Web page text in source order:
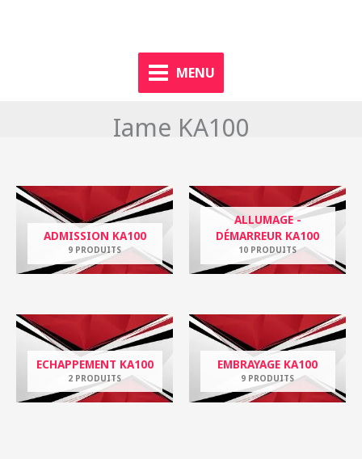
MENU
Iame KA100
ADMISSION KA100
9 PRODUITS
ALLUMAGE -
DÉMARREUR KA100
10 PRODUITS
ECHAPPEMENT KA100
2 PRODUITS
EMBRAYAGE KA100
9 PRODUITS